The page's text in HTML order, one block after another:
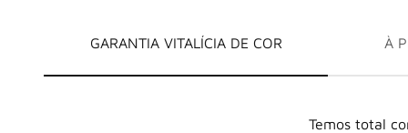
GARANTIA VITALÍCIA DE COR
Temos total
À